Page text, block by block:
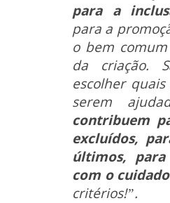
para a
para a
o bem
da criação.
escolher
serem
contribuem
excluídos,
últimos,
com o
critérios!”.